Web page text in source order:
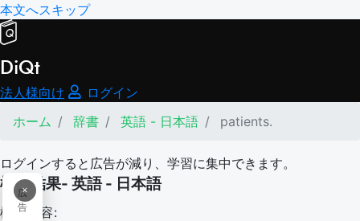
本文へスキップ
DiQt
法人様向け
ログイン
ホーム
辞書 英語 - 日本語 patients.
ログインすると広告が減り、学習に集中できます。
×
広
告
検索結果- 英語 - 日本語
検索内容: